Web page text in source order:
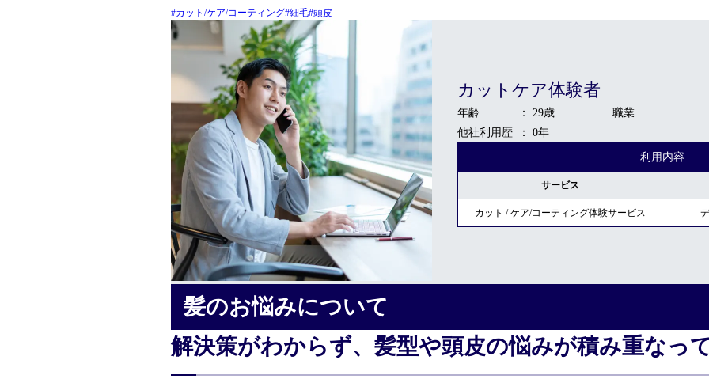
はじめての方へ
ヘアケア・増毛サービスを探す
製品・サービスから探す
ウィッグ・サービス
エクステ・サービス
カット/ケア/コーティング・サービス
髪の悩みから探す
#カット/ケア/コーティング#細毛#頭皮
カットケア体験者
年齢 29歳
職業
他社利用歴
0年
利用内容
サービス
カット / ケア/コーティング体験サービス
髪のお悩みについて
解決策がわからず、髪型や頭皮の悩みが積み重なっ